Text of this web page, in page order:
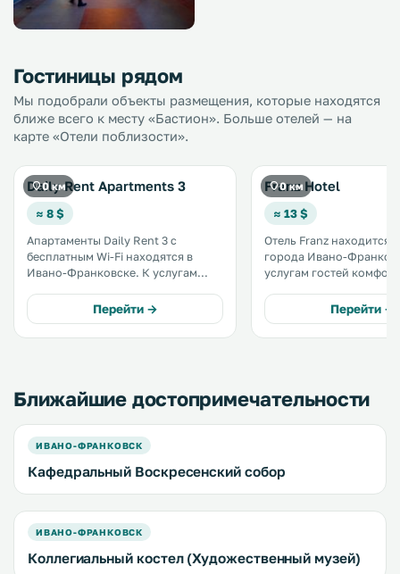
Гостиницы рядом
Мы подобрали объекты размещения, которые находятся
ближе всего к месту «Бастион». Больше отелей — на
карте «Отели поблизости».
0 км
Daily Rent Apartments 3
≈ 8 $
Апартаменты Daily Rent 3 с
бесплатным Wi-Fi находятся в
Ивано-Франковске. К услугам
кухня и телевизор со
спутниковыми каналами. В
собственной ванной комнате
Перейти →
0 км
Franz Hotel
≈ 13 $
Отель Franz находится
города Ивано-
услугам гостей
Прогулка до собора
Христова и мэрии
минут. Места на парковке
Перейти →
Ближайшие достопримечательности
ИВАНО-ФРАНКОВСК
Кафедральный Воскресенский собор
ИВАНО-ФРАНКОВСК
Коллегиальный костел (Художественный музей)